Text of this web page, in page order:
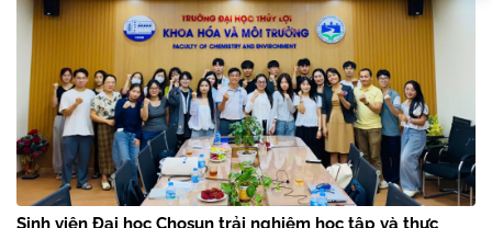
Sinh viên Đại học Chosun trải nghiệm học tập và thực